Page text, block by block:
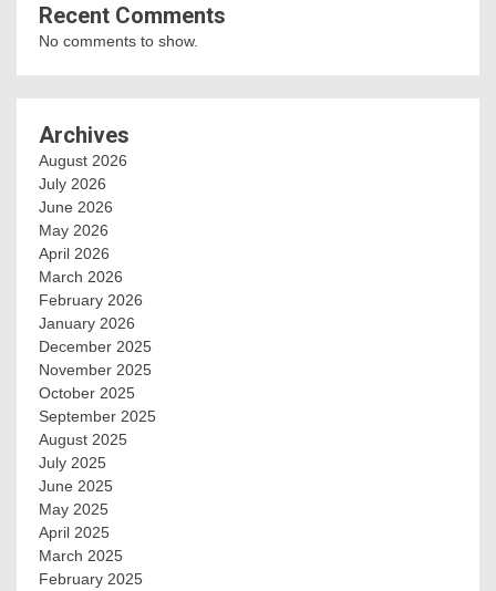
Recent Comments
No comments to show.
Archives
August 2026
July 2026
June 2026
May 2026
April 2026
March 2026
February 2026
January 2026
December 2025
November 2025
October 2025
September 2025
August 2025
July 2025
June 2025
May 2025
April 2025
March 2025
February 2025